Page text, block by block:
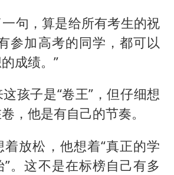
句，算是给所有考生的祝
参加高考的同学，都可以
成绩。”
孩子是“卷王”，但仔细想
，他是有自己的节奏。
放松，他想着“真正的学
。这不是在标榜自己有多